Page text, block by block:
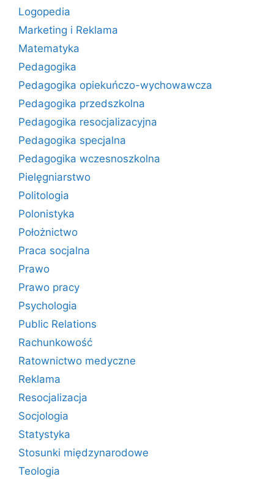
Logopedia
Marketing i Reklama
Matematyka
Pedagogika
Pedagogika opiekuńczo-wychowawcza
Pedagogika przedszkolna
Pedagogika resocjalizacyjna
Pedagogika specjalna
Pedagogika wczesnoszkolna
Pielęgniarstwo
Politologia
Polonistyka
Położnictwo
Praca socjalna
Prawo
Prawo pracy
Psychologia
Public Relations
Rachunkowość
Ratownictwo medyczne
Reklama
Resocjalizacja
Socjologia
Statystyka
Stosunki międzynarodowe
Teologia